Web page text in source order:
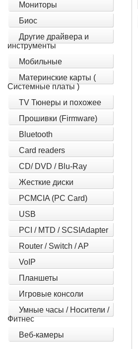
Мониторы
Биос
Другие драйвера и
инструменты
Мобильные
Материнские карты (
Системные платы )
TV Тюнеры и похожее
Прошивки (Firmware)
Bluetooth
Card readers
CD/ DVD / Blu-Ray
Жесткие диски
PCMCIA (PC Card)
USB
PCI / MTD / SCSIAdapter
Router / Switch / AP
VoIP
Планшеты
Игровые консоли
Умные часы / Носители /
Фитнес
Веб-камеры